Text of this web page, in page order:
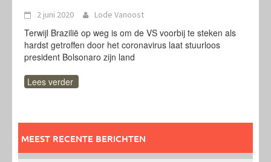
2 juni 2020 Lode Vanoost
Terwijl Brazilië op weg is om de VS voorbij te steken als
hardst getroffen door het coronavirus laat stuurloos
president Bolsonaro zijn land
Lees verder
MEEST RECENTE BERICHTEN